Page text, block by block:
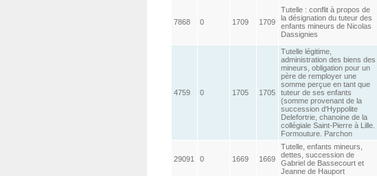
7868 0 1709 1709
Tutelle : conflit à propos de
la désignation du tuteur des
enfants mineurs de Nicolas
Dassignies
4759 0 1705 1705
Tutelle légitime,
administration des biens des
mineurs, obligation pour un
père de remployer une
somme perçue en tant que
tuteur de ses enfants
(somme provenant de la
succession d'Hyppolite
Delefortrie, chanoine de la
collégiale Saint-Pierre à Lille.
Formouture. Parchon
29091 0 1669 1669
Tutelle, enfants mineurs,
dettes, succession de
Gabriel de Bassecourt et
Jeanne de Hauport